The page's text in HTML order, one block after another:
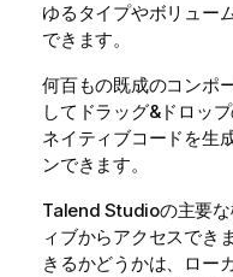
ゆるタイプやボリュー
できます。
何百もの既成のコンポ
してドラッグ&ドロッ
ネイティブコードを生
ンできます。
Talend Studioの主要
ィブからアクセスでき
きるかどうかは、ロー